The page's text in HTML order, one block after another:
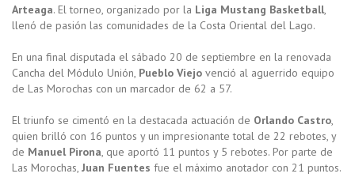
Arteaga. El torneo, organizado por la Liga Mustang Basketball,
llenó de pasión las comunidades de la Costa Oriental del Lago.
En una final disputada el sábado 20 de septiembre en la renovada
Cancha del Módulo Unión, Pueblo Viejo venció al aguerrido equipo
de Las Morochas con un marcador de 62 a 57.
El triunfo se cimentó en la destacada actuación de Orlando Castro,
quien brilló con 16 puntos y un impresionante total de 22 rebotes, y
de Manuel Pirona, que aportó 11 puntos y 5 rebotes. Por parte de
Las Morochas, Juan Fuentes fue el máximo anotador con 21 puntos.